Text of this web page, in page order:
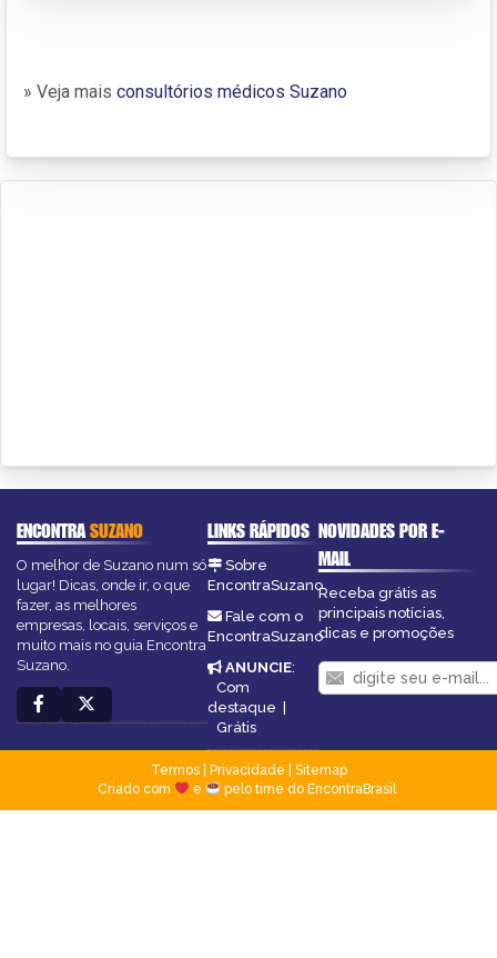
» Veja mais consultórios médicos Suzano
ENCONTRASUZANO
O melhor de Suzano num só
lugar! Dicas, onde ir, o que
fazer, as melhores
empresas, locais, serviços e
muito mais no guia Encontra
Suzano.
LINKS RÁPIDOS
Sobre
EncontraSuzano
Fale com o
EncontraSuzano
ANUNCIE:
Com
destaque |
Grátis
NOVIDADES POR E-
MAIL
Receba grátis as
principais notícias,
dicas e promoções
Termos| Privacidade
Sitemap
Criado com
e pelo time do EncontraBrasil